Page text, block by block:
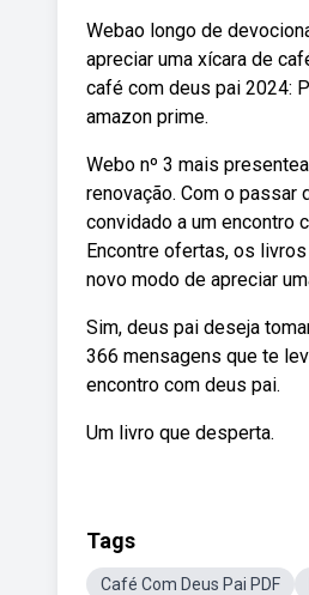
Webao longo de
apreciar uma xícara de
café com deus pai 2024:
amazon prime.
Webo nº 3 mais
renovação. Com o passar
convidado a um encontro
Encontre ofertas, os
novo modo de apreciar
Sim, deus pai deseja
366 mensagens que te
encontro com deus pai.
Um livro que desperta.
Tags
Café Com Deus Pai PDF